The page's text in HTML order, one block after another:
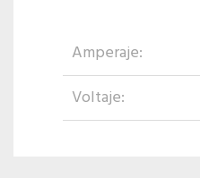
Amperaje:
Voltaje: